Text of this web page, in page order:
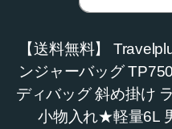
【送料無料】
ンジャーバッグ
ディバッグ 斜め掛け
小物入れ★軽量6L